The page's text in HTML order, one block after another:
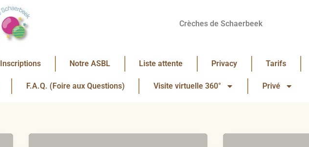
Crèches de Schaerbeek
Inscriptions Notre ASBL Liste attente Privacy Tarifs
F.A.Q. (Foire aux Questions) Visite virtuelle 360° Privé